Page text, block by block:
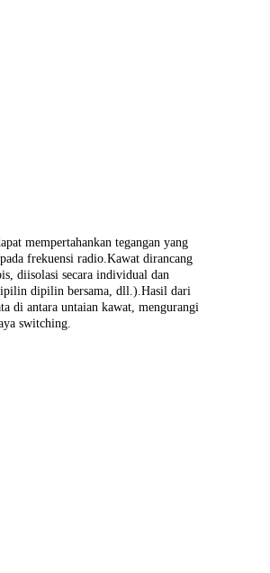
mempertahankan tegangan yang
frekuensi radio.Kawat dirancang
diisolasi secara individual dan
dipilin bersama, dll.).Hasil dari
di antara untaian kawat, mengurangi
switching.